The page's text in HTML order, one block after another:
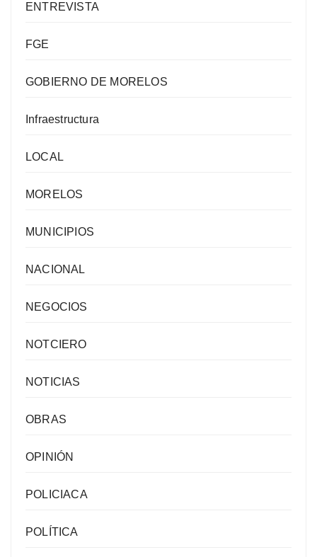
ENTREVISTA
FGE
GOBIERNO DE MORELOS
Infraestructura
LOCAL
MORELOS
MUNICIPIOS
NACIONAL
NEGOCIOS
NOTCIERO
NOTICIAS
OBRAS
OPINIÓN
POLICIACA
POLÍTICA